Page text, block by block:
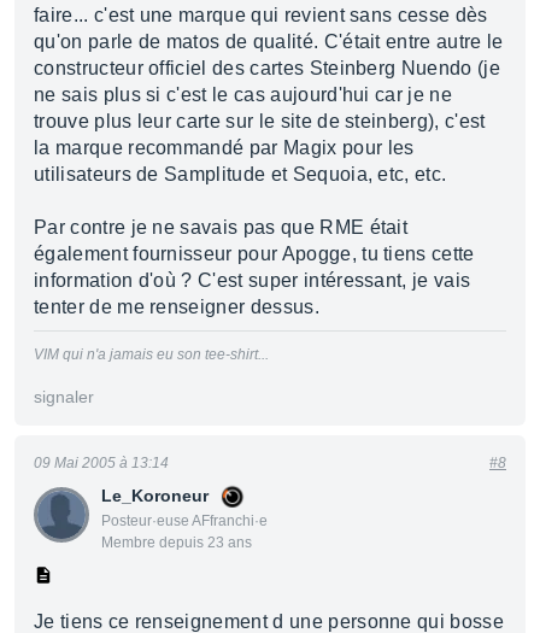
faire... c'est une marque qui revient sans cesse dès
qu'on parle de matos de qualité. C'était entre autre le
constructeur officiel des cartes Steinberg Nuendo (je
ne sais plus si c'est le cas aujourd'hui car je ne
trouve plus leur carte sur le site de steinberg), c'est
la marque recommandé par Magix pour les
utilisateurs de Samplitude et Sequoia, etc, etc.
Par contre je ne savais pas que RME était
également fournisseur pour Apogge, tu tiens cette
information d'où ? C'est super intéressant, je vais
tenter de me renseigner dessus.
VIM qui n'a jamais eu son tee-shirt...
signaler
Le_Koroneur
Posteur·euse AFfranchi·e
Membre depuis 23 ans
09 Mai 2005 à 13:14 #8
Je tiens ce renseignement d une personne qui bosse